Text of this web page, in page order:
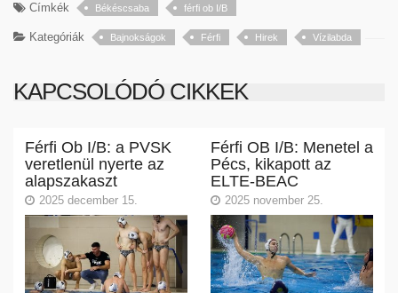
Címkék Békéscsaba férfi ob I/B
Kategóriák Bajnokságok Férfi Hirek Vízilabda
KAPCSOLÓDÓ CIKKEK
Férfi Ob I/B: a PVSK
veretlenül nyerte az
alapszakaszt
2025 december 15.
Férfi OB I/B: Menetel a
Pécs, kikapott az
ELTE-BEAC
2025 november 25.